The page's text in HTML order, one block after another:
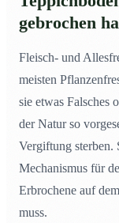
gebrochen
Fleisch- und
meisten
sie etwas Falsches
der Natur so
Vergiftung sterben.
Mechanismus für
Erbrochene auf
muss.